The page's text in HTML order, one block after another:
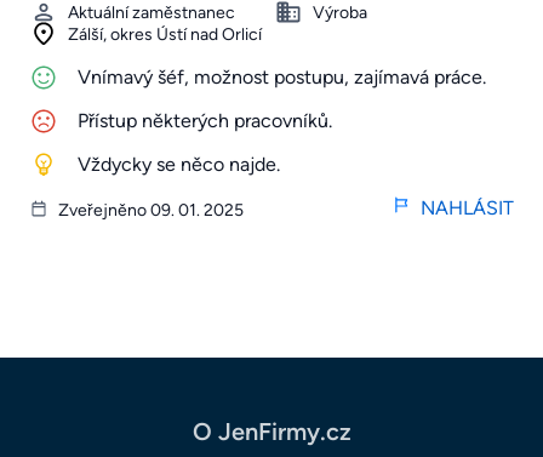
Aktuální zaměstnanec
Výroba
Zálší, okres Ústí nad Orlicí
Vnímavý šéf, možnost postupu, zajímavá práce.
Přístup některých pracovníků.
Vždycky se něco najde.
Zveřejněno 09. 01. 2025 NAHLÁSIT
O JenFirmy.cz